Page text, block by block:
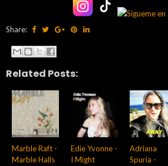
Share:
Related Posts:
Marble Raft -
Marble Halls
Edie Yvonne -
I Might
Adriana
Spuria -